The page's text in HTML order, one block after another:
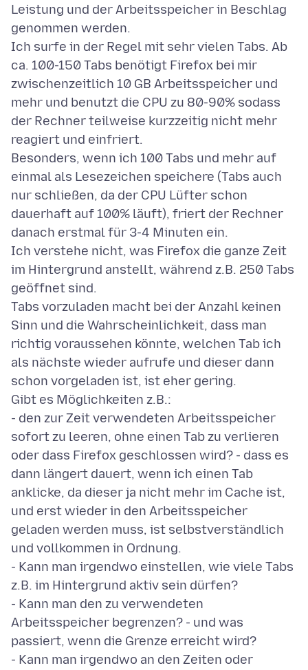
Leistung und der Arbeitsspeicher in Beschlag
genommen werden.
Ich surfe in der Regel mit sehr vielen Tabs. Ab
ca. 100-150 Tabs benötigt Firefox bei mir
zwischenzeitlich 10 GB Arbeitsspeicher und
mehr und benutzt die CPU zu 80-90% sodass
der Rechner teilweise kurzzeitig nicht mehr
reagiert und einfriert.
Besonders, wenn ich 100 Tabs und mehr auf
einmal als Lesezeichen speichere (Tabs auch
nur schließen, da der CPU Lüfter schon
dauerhaft auf 100% läuft), friert der Rechner
danach erstmal für 3-4 Minuten ein.
Ich verstehe nicht, was Firefox die ganze Zeit
im Hintergrund anstellt, während z.B. 250 Tabs
geöffnet sind.
Tabs vorzuladen macht bei der Anzahl keinen
Sinn und die Wahrscheinlichkeit, dass man
richtig voraussehen könnte, welchen Tab ich
als nächste wieder aufrufe und dieser dann
schon vorgeladen ist, ist eher gering.
Gibt es Möglichkeiten z.B.:
- den zur Zeit verwendeten Arbeitsspeicher
sofort zu leeren, ohne einen Tab zu verlieren
oder dass Firefox geschlossen wird? - dass es
dann längert dauert, wenn ich einen Tab
anklicke, da dieser ja nicht mehr im Cache ist,
und erst wieder in den Arbeitsspeicher
geladen werden muss, ist selbstverständlich
und vollkommen in Ordnung.
- Kann man irgendwo einstellen, wie viele Tabs
z.B. im Hintergrund aktiv sein dürfen?
- Kann man den zu verwendeten
Arbeitsspeicher begrenzen? - und was
passiert, wenn die Grenze erreicht wird?
- Kann man irgendwo an den Zeiten oder